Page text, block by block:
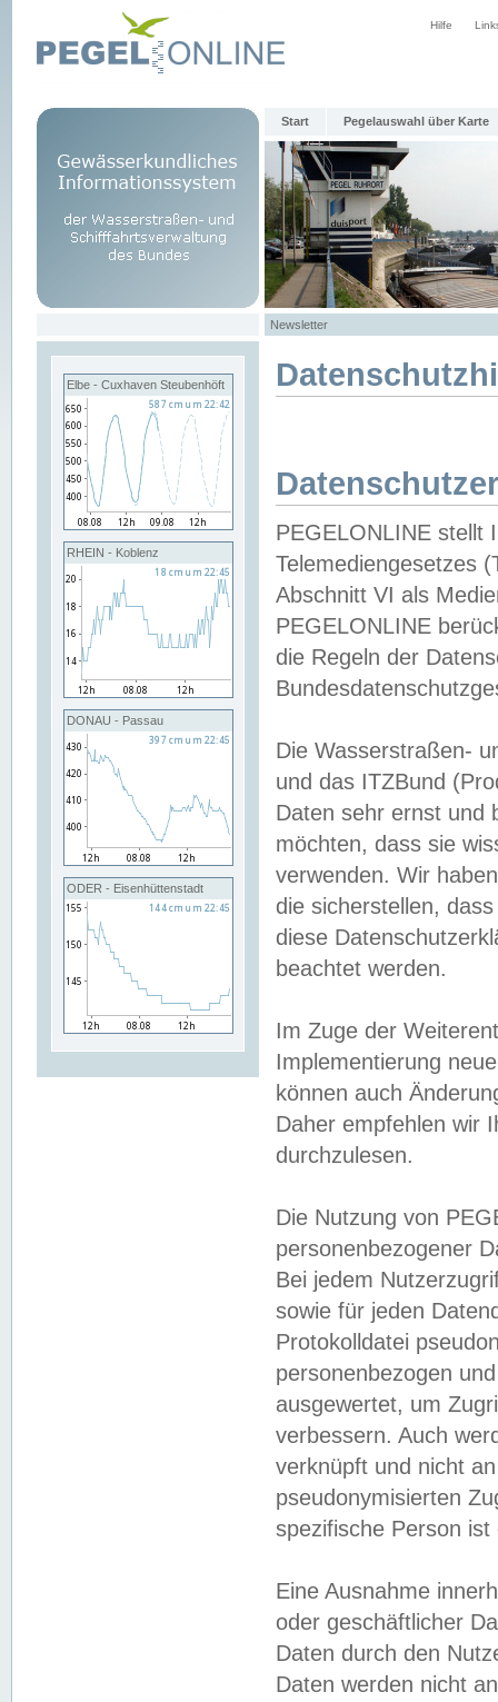
Hilfe
Start Pegelauswahl über Karte
Newsletter
Elbe - Cuxhaven Steubenhöft
RHEIN - Koblenz
DONAU - Passau
ODER - Eisenhüttenstadt
PEGELONLINE stellt
Telemediengesetzes
Abschnitt VI als
PEGELONLINE
die Regeln der
Die Wasserstraßen-
und das ITZBund
Daten sehr ernst und
möchten, dass sie
verwenden. Wir
die sicherstellen,
diese
beachtet werden.
Im Zuge der
Implementierung
können auch
Daher empfehlen wir
durchzulesen.
Die Nutzung von
personenbezogener
Bei jedem
sowie für jeden
Protokolldatei
personenbezogen
ausgewertet, um
verbessern. Auch
verknüpft und nicht
pseudonymisierten
spezifische Person
Eine Ausnahme
oder geschäftlicher
Daten durch den
Daten werden nicht